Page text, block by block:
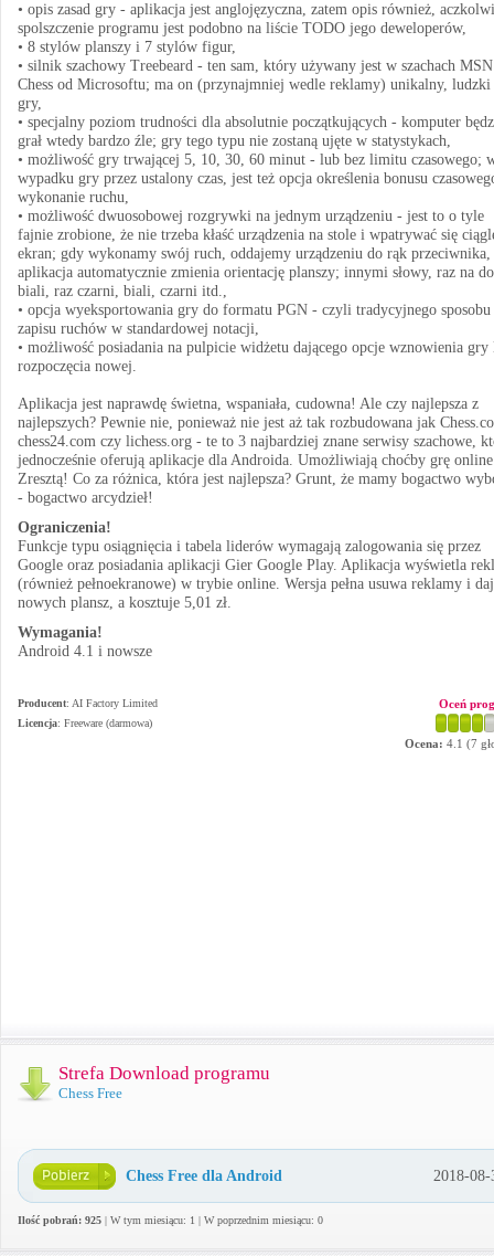
• opis zasad gry - aplikacja jest anglojęzyczna, zatem opis również,
spolszczenie programu jest podobno na liście TODO jego deweloperów,
• 8 stylów planszy i 7 stylów figur,
• silnik szachowy Treebeard - ten sam, który używany jest w szachach MSN
Chess od Microsoftu; ma on (przynajmniej wedle reklamy) unikalny,
gry,
• specjalny poziom trudności dla absolutnie początkujących - komputer
grał wtedy bardzo źle; gry tego typu nie zostaną ujęte w statystykach,
• możliwość gry trwającej 5, 10, 30, 60 minut - lub bez limitu czasowego;
wypadku gry przez ustalony czas, jest też opcja określenia bonusu
wykonanie ruchu,
• możliwość dwuosobowej rozgrywki na jednym urządzeniu - jest to o tyle
fajnie zrobione, że nie trzeba kłaść urządzenia na stole i wpatrywać się
ekran; gdy wykonamy swój ruch, oddajemy urządzeniu do rąk przeciwnika,
aplikacja automatycznie zmienia orientację planszy; innymi słowy, raz na
biali, raz czarni, biali, czarni itd.,
• opcja wyeksportowania gry do formatu PGN - czyli tradycyjnego sposobu
zapisu ruchów w standardowej notacji,
• możliwość posiadania na pulpicie widżetu dającego opcje wznowienia gry
rozpoczęcia nowej.
Aplikacja jest naprawdę świetna, wspaniała, cudowna! Ale czy najlepsza z
najlepszych? Pewnie nie, ponieważ nie jest aż tak rozbudowana jak
chess24.com czy lichess.org - te to 3 najbardziej znane serwisy szachowe,
jednocześnie oferują aplikacje dla Androida. Umożliwiają choćby grę
Zresztą! Co za różnica, która jest najlepsza? Grunt, że mamy bogactwo
- bogactwo arcydzieł!
Ograniczenia!
Funkcje typu osiągnięcia i tabela liderów wymagają zalogowania się przez
Google oraz posiadania aplikacji Gier Google Play. Aplikacja wyświetla
(również pełnoekranowe) w trybie online. Wersja pełna usuwa reklamy i
nowych plansz, a kosztuje 5,01 zł.
Wymagania!
Android 4.1 i nowsze
Producent: AI Factory Limited
Licencja: Freeware (darmowa)
Oceń
Ocena: 4.1 (7
Strefa Download programu
Chess Free
Chess Free dla Android 2018-08-
Ilość pobrań: 925 | W tym miesiącu: 1 | W poprzednim miesiącu: 0